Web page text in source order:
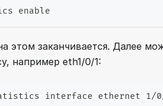
enable
этом заканчивается. Далее
например eth1/0/1:
interface ethernet 1/